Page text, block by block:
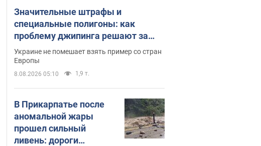
Значительные штрафы и
специальные полигоны: как
проблему джипинга решают за
границей
Украине не помешает взять пример со стран
Европы
8.08.2026 05:10 1,9 т.
В Прикарпатье после
аномальной жары
прошел сильный
ливень: дороги